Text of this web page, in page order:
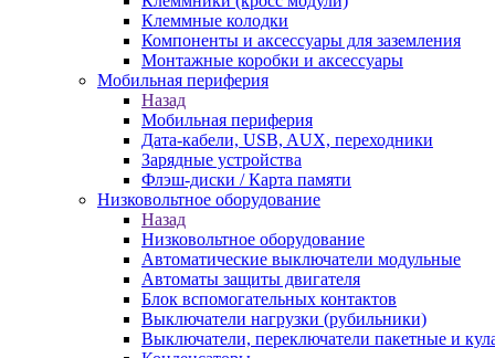
Клеммные колодки
Компоненты и аксессуары для заземления
Монтажные коробки и аксессуары
Мобильная периферия
Назад
Мобильная периферия
Дата-кабели, USB, AUX, переходники
Зарядные устройства
Флэш-диски / Карта памяти
Низковольтное оборудование
Назад
Низковольтное оборудование
Автоматические выключатели модульные
Автоматы защиты двигателя
Блок вспомогательных контактов
Выключатели нагрузки (рубильники)
Выключатели, переключатели пакетные и